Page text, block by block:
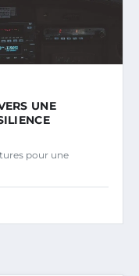
UNE
pour une